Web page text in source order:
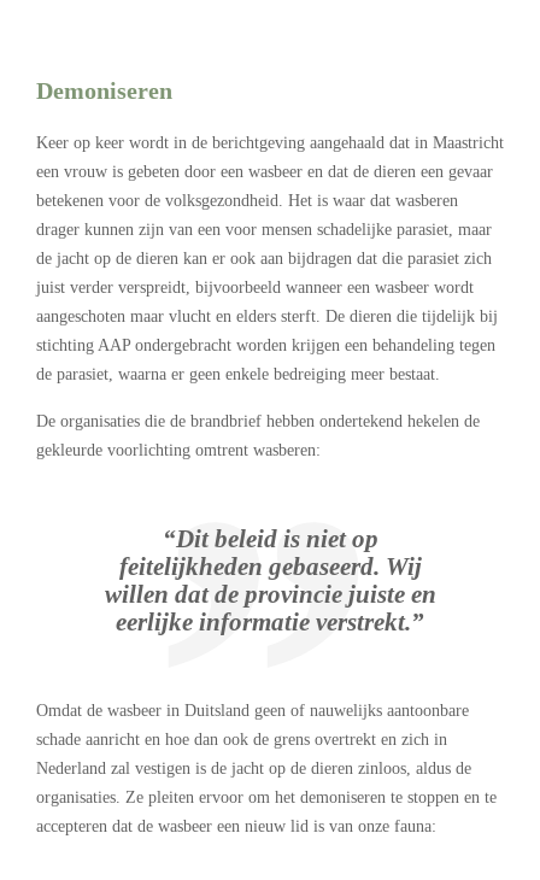
Demoniseren
Keer op keer wordt in de berichtgeving aangehaald dat in Maastricht
een vrouw is gebeten door een wasbeer en dat de dieren een gevaar
betekenen voor de volksgezondheid. Het is waar dat wasberen
drager kunnen zijn van een voor mensen schadelijke parasiet, maar
de jacht op de dieren kan er ook aan bijdragen dat die parasiet zich
juist verder verspreidt, bijvoorbeeld wanneer een wasbeer wordt
aangeschoten maar vlucht en elders sterft. De dieren die tijdelijk bij
stichting AAP ondergebracht worden krijgen een behandeling tegen
de parasiet, waarna er geen enkele bedreiging meer bestaat.
De organisaties die de brandbrief hebben ondertekend hekelen de
gekleurde voorlichting omtrent wasberen:
“Dit beleid is niet op
feitelijkheden gebaseerd. Wij
willen dat de provincie juiste en
eerlijke informatie verstrekt.”
Omdat de wasbeer in Duitsland geen of nauwelijks aantoonbare
schade aanricht en hoe dan ook de grens overtrekt en zich in
Nederland zal vestigen is de jacht op de dieren zinloos, aldus de
organisaties. Ze pleiten ervoor om het demoniseren te stoppen en te
accepteren dat de wasbeer een nieuw lid is van onze fauna: